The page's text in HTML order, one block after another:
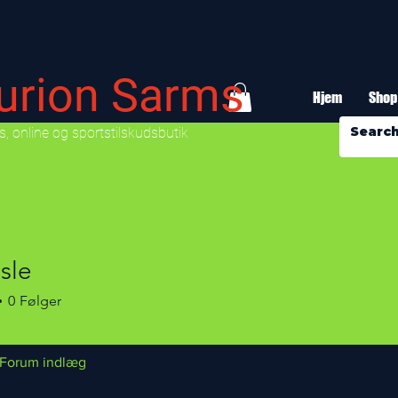
Hjem Shop
Sarms
online og sportstilskudsbutik
0 Følger
Forum indlæg